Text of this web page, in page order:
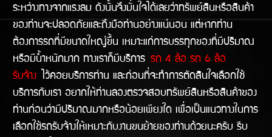
ระหว่างทางจากแรงลม ดังนั้นจึงมั่นใจได้เลยว่าทรัพย์สินหรือสินค้า
ของท่านจะปลอดภัยและถึงมือท่านอย่างแน่นอน แต่หากท่าน
ต้องการรถที่มีขนาดใหญ่ขึ้น เหมาะแก่การบรรทุกของที่มีปริมาณ
หรือมีน้ำหนักมาก ทางเราก็มีบริการ รถ 4 ล้อ รถ 6 ล้อ
รับจ้าง ไว้คอยบริการท่าน และก่อนที่จะทำการตัดสินใจเลือกใช้
บริการกับเรา อยากให้ท่านลองตรวจสอบทรัพย์สินหรือสินค้าของ
ท่านก่อนว่ามีปริมาณมากหรือน้อยเพียงใด เพื่อเป็นแนวทางในการ
เลือกใช้รถรับจ้างให้เหมาะกับงานขนย้ายของท่านด้วยนะครับ รีบ